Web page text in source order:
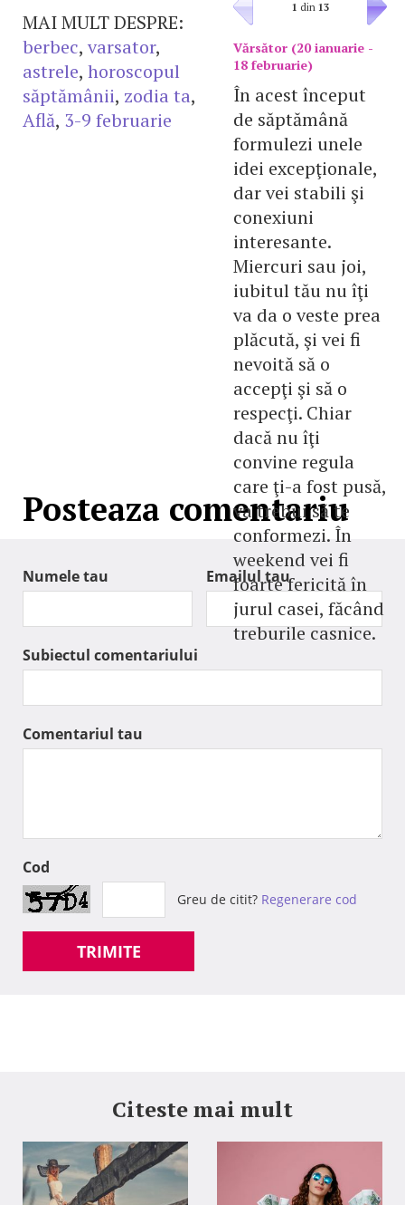
1 din 13
Vărsător (20 ianuarie -
18 februarie)
În acest început
de săptămână
formulezi unele
idei excepţionale,
dar vei stabili şi
conexiuni
interesante.
Miercuri sau joi,
iubitul tău nu îţi
va da o veste prea
plăcută, şi vei fi
nevoită să o
accepţi şi să o
respecţi. Chiar
dacă nu îţi
convine regula
care ţi-a fost pusă,
va trebui să te
conformezi. În
weekend vei fi
foarte fericită în
jurul casei, făcând
treburile casnice.
MAI MULT DESPRE:
berbec, varsator,
astrele, horoscopul
săptămânii, zodia ta,
Află, 3-9 februarie
Posteaza comentariu
Numele tau Emailul tau
Subiectul comentariului
Comentariul tau
Cod
Greu de citit? Regenerare cod
TRIMITE
Citeste mai mult